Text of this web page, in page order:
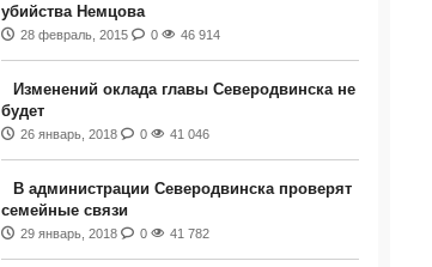
убийства Немцова
28 февраль, 2015 0 46 914
Изменений оклада главы Северодвинска не
будет
26 январь, 2018 0 41 046
В администрации Северодвинска проверят
семейные связи
29 январь, 2018 0 41 782